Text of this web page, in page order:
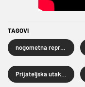
TAGOVI